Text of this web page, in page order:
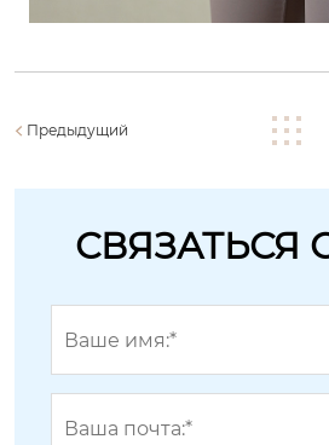
Предыдущий
СВЯЗАТЬСЯ